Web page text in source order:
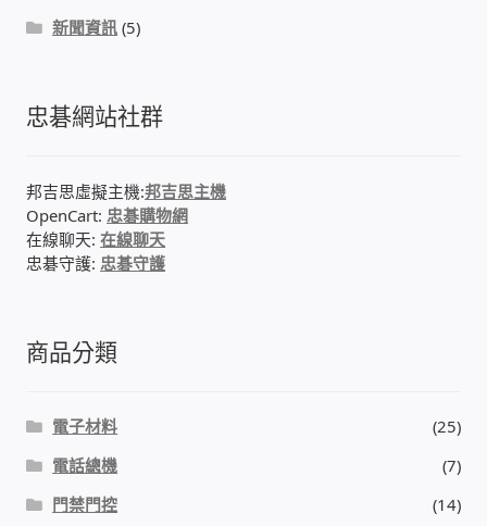
電子模組電路模塊
租屋維修、租屋安全
智慧電錶、儲值、雲端 電子式電錶
DIY材料
新聞資訊 (5)
忠碁網站社群
邦吉思虛擬主機:邦吉思主機
OpenCart: 忠碁購物網
在線聊天:在線聊天
忠碁守護: 忠碁守護
商品分類
電子材料
(25)
電話總機
(7)
門禁門控
(14)